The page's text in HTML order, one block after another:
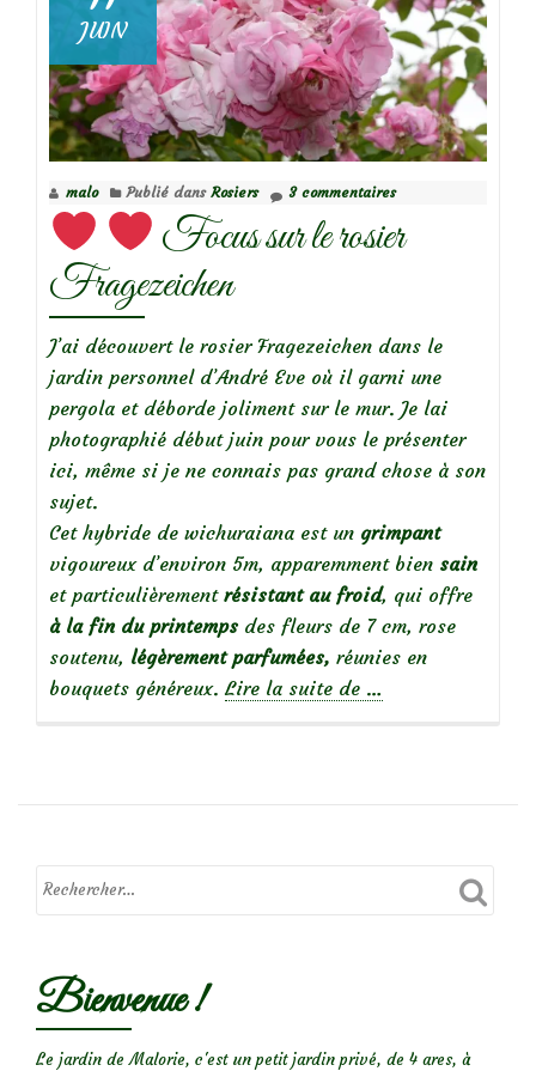
JUIN
malo Publié dans Rosiers 3 commentaires
Focus sur le rosier
Fragezeichen
J’ai découvert le rosier Fragezeichen dans le
jardin personnel d’André Eve où il garni une
pergola et déborde joliment sur le mur. Je lai
photographié début juin pour vous le présenter
ici, même si je ne connais pas grand chose à son
sujet.
Cet hybride de wichuraiana est un grimpant
vigoureux d’environ 5m, apparemment bien sain
et particulièrement résistant au froid, qui offre
à la fin du printemps des fleurs de 7 cm, rose
soutenu, légèrement parfumées, réunies en
bouquets généreux. Lire la suite de
sur
…
Bienvenue !
Le jardin de Malorie, c'est un petit jardin privé, de 4 ares, à